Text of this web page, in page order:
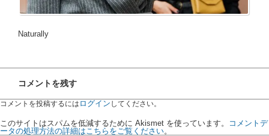
Naturally
コメントを残す
コメントを投稿するには ログイン してください。
このサイトはスパムを低減するために Akismet を使っています。
コメントデ
ータの処理方法の詳細はこちらをご覧ください。